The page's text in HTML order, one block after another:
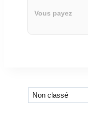
Vous payez